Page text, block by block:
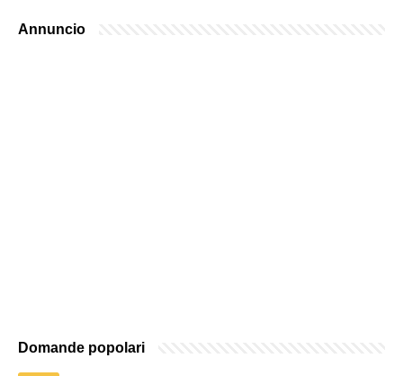
Annuncio
Domande popolari